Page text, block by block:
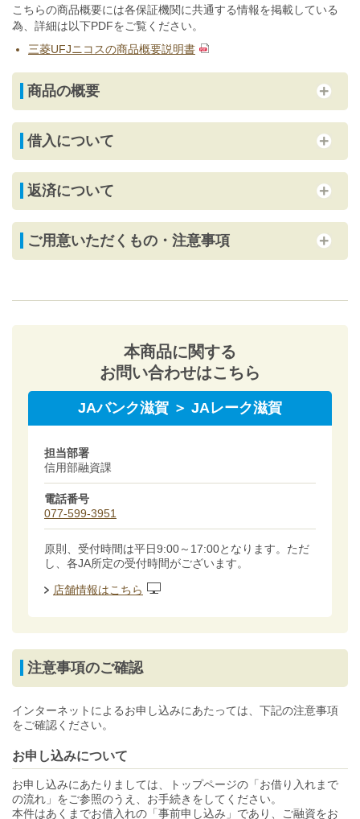
こちらの商品概要には各保証機関に共通する情報を掲載している
為、詳細は以下PDFをご覧ください。
三菱UFJニコスの商品概要説明書
商品の概要
借入について
返済について
ご用意いただくもの・注意事項
本商品に関する
お問い合わせはこちら
JAバンク滋賀 ＞ JAレーク滋賀
担当部署
信用部融資課
電話番号
077-599-3951
原則、受付時間は平日9:00～17:00となります。ただ
し、各JA所定の受付時間がございます。
店舗情報はこちら
注意事項のご確認
インターネットによるお申し込みにあたっては、下記の注意事項
をご確認ください。
お申し込みについて
お申し込みにあたりましては、トップページの「お借り入れまで
の流れ」をご参照のうえ、お手続きをしてください。
本件はあくまでお借入れの「事前申し込み」であり、ご融資をお